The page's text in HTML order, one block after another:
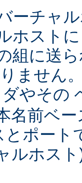
ーチャ
ホスト
組に送
ません
やその
名前ベ
とポート
ルホス